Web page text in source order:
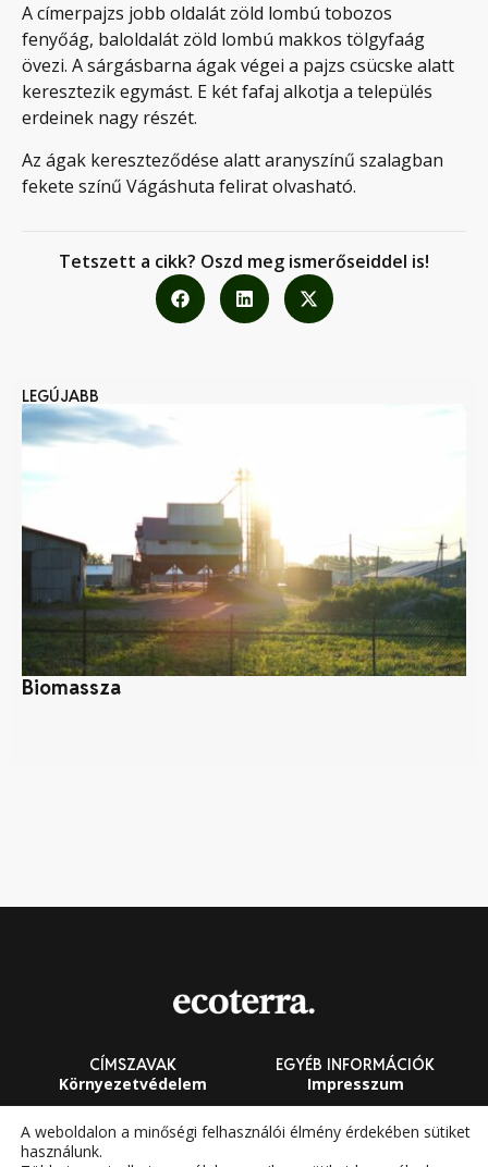
A címerpajzs jobb oldalát zöld lombú tobozos
fenyőág, baloldalát zöld lombú makkos tölgyfaág
övezi. A sárgásbarna ágak végei a pajzs csücske alatt
keresztezik egymást. E két fafaj alkotja a település
erdeinek nagy részét.
Az ágak kereszteződése alatt aranyszínű szalagban
fekete színű Vágáshuta felirat olvasható.
Tetszett a cikk? Oszd meg ismerőseiddel is!
LEGÚJABB
Biomassza
CÍMSZAVAK
Környezetvédelem
Fenntarthatóság
EGYÉB INFORMÁCIÓK
Impresszum
Általános Szerződési
A weboldalon a minőségi felhasználói élmény érdekében sütiket
használunk.